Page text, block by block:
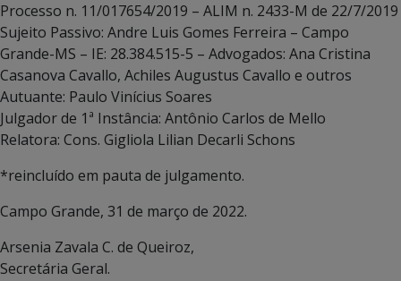
Processo n. 11/017654/2019 – ALIM n. 2433-M de 22/7/2019
Sujeito Passivo: Andre Luis Gomes Ferreira – Campo
Grande-MS – IE: 28.384.515-5 – Advogados: Ana Cristina
Casanova Cavallo, Achiles Augustus Cavallo e outros
Autuante: Paulo Vinícius Soares
Julgador de 1ª Instância: Antônio Carlos de Mello
Relatora: Cons. Gigliola Lilian Decarli Schons
*reincluído em pauta de julgamento.
Campo Grande, 31 de março de 2022.
Arsenia Zavala C. de Queiroz,
Secretária Geral.